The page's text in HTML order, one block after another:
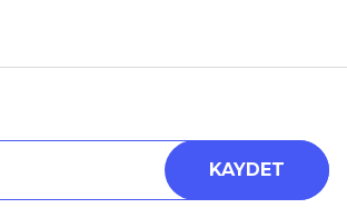
KAYDET